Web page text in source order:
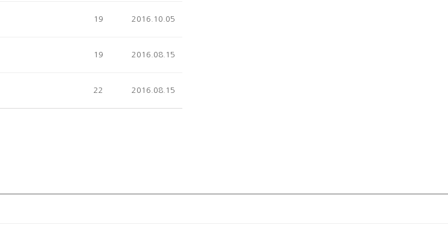
19 2016.10.05
19 2016.08.15
22 2016.08.15